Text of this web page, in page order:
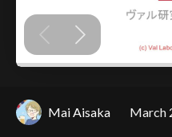
Mai Aisaka March